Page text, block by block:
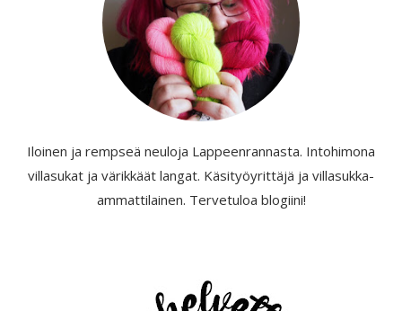
Iloinen ja rempseä neuloja Lappeenrannasta. Intohimona
villasukat ja värikkäät langat. Käsityöyrittäjä ja villasukka-
ammattilainen. Tervetuloa blogiini!